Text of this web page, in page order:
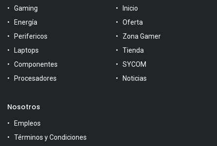
Gaming
Energía
Perifericos
Laptops
Componentes
Procesadores
Inicio
Oferta
Zona Gamer
Tienda
SYCOM
Noticias
Nosotros
Empleos
Términos y Condiciones